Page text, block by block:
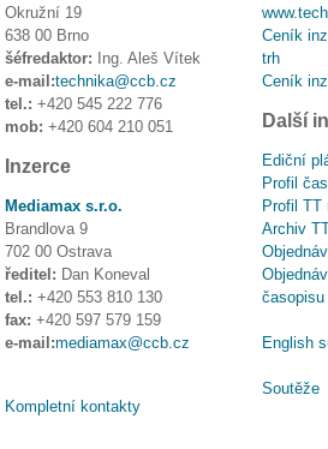
Okružní 19
638 00 Brno
šéfredaktor: Ing. Aleš Vítek
e-mail:technika@ccb.cz
tel.: +420 545 222 776
mob: +420 604 210 051
Inzerce
Mediamax s.r.o.
Brandlova 9
702 00 Ostrava
ředitel: Dan Koneval
tel.: +420 553 810 130
fax: +420 597 579 159
e-mail:mediamax@ccb.cz
Kompletní kontakty
Ceník
trh
Ceník
Další
Ediční
Profil
Profil TT
Archiv
časopisu
English
Soutěže